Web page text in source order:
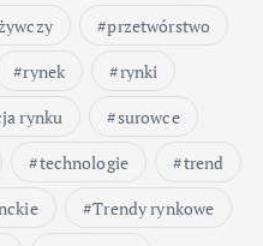
przetwórstwo
rynek
rynki
rynku
surowce
technologie
trend
Trendy rynkowe